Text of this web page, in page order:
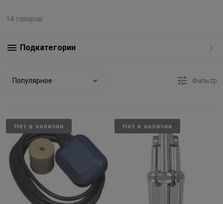
14 товаров
Подкатегории
Популярное Фильтр
Нет в наличии Нет в наличии